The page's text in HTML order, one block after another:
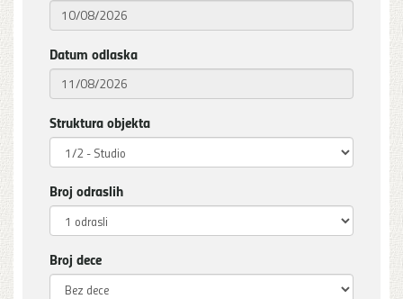
Datum odlaska
Struktura objekta
Broj odraslih
Broj dece